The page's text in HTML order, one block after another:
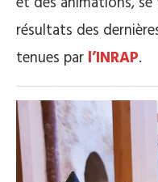
résultats des
tenues par l’INRAP.